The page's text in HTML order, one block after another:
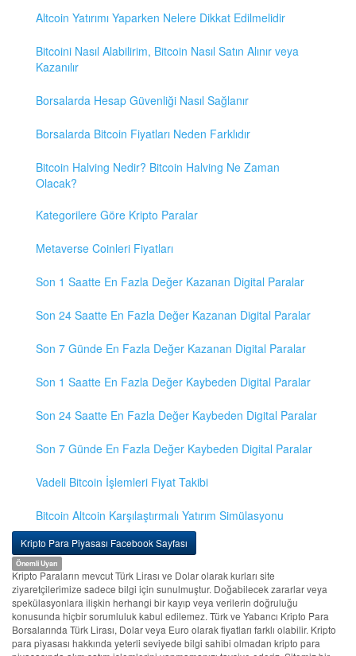
Altcoin Yatırımı Yaparken Nelere Dikkat Edilmelidir
Bitcoini Nasıl Alabilirim, Bitcoin Nasıl Satın Alınır veya
Kazanılır
Borsalarda Hesap Güvenliği Nasıl Sağlanır
Borsalarda Bitcoin Fiyatları Neden Farklıdır
Bitcoin Halving Nedir? Bitcoin Halving Ne Zaman
Olacak?
Kategorilere Göre Kripto Paralar
Metaverse Coinleri Fiyatları
Son 1 Saatte En Fazla Değer Kazanan Digital Paralar
Son 24 Saatte En Fazla Değer Kazanan Digital Paralar
Son 7 Günde En Fazla Değer Kazanan Digital Paralar
Son 1 Saatte En Fazla Değer Kaybeden Digital Paralar
Son 24 Saatte En Fazla Değer Kaybeden Digital Paralar
Son 7 Günde En Fazla Değer Kaybeden Digital Paralar
Vadeli Bitcoin İşlemleri Fiyat Takibi
Bitcoin Altcoin Karşılaştırmalı Yatırım Simülasyonu
Kripto Para Piyasası Facebook Sayfası
Önemli Uyarı
Kripto Paraların mevcut Türk Lirası ve Dolar olarak kurları site
ziyaretçilerimize sadece bilgi için sunulmuştur. Doğabilecek zararlar veya
spekülasyonlara ilişkin herhangi bir kayıp veya verilerin doğruluğu
konusunda hiçbir sorumluluk kabul edilemez. Türk ve Yabancı Kripto Para
Borsalarında Türk Lirası, Dolar veya Euro olarak fiyatları farklı olabilir. Kripto
para piyasası hakkında yeterli seviyede bilgi sahibi olmadan kripto para